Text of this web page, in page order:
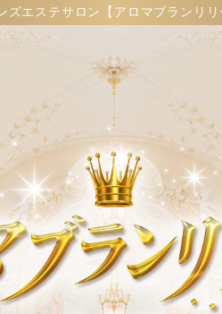
ズエステサロン【アロマブランリリ